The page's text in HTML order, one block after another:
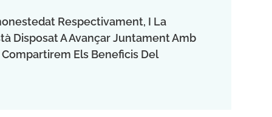
Respectivament, I La
Disposat A Avançar Juntament Amb
Els Beneficis Del